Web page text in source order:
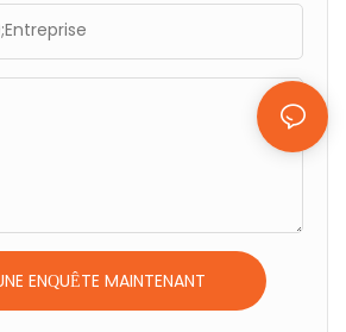
ENQUÊTE MAINTENANT